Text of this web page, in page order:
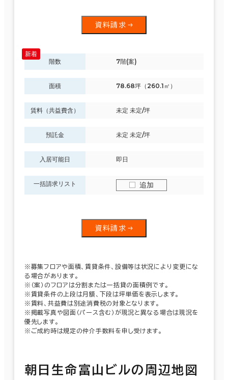
資料請求
階数 7階(案)
面積 78.68坪（260.1㎡）
賃料（共益費含） 未定 未定/坪
預託金 未定 未定/坪
入居可能日 即日
一括請求リスト 追加
資料請求
※募集フロアや面積、賃貸条件、設備等は状況により変更にな
る場合があります。
※（案）のフロアは分割または一括貸の面積例です。
※賃貸条件の上段は月額、下段は坪単価を表示します。
※賃料、共益費は別途消費税の対象となります。
※掲載写真や図面（パース含む）が現況と異なる場合は現況を
優先します。
※ご成約時は規定の仲介手数料を申し受けます。
朝日生命富山ビルの周辺地図